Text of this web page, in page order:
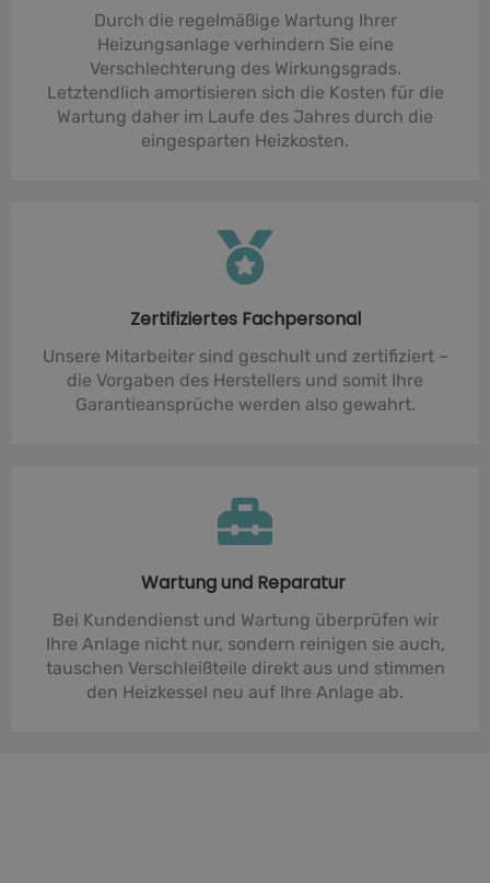
Durch die regelmäßige Wartung Ihrer
Heizungsanlage verhindern Sie eine
Verschlechterung des Wirkungsgrads.
Letztendlich amortisieren sich die Kosten für die
Wartung daher im Laufe des Jahres durch die
eingesparten Heizkosten.
Zertifiziertes Fachpersonal
Unsere Mitarbeiter sind geschult und zertifiziert –
die Vorgaben des Herstellers und somit Ihre
Garantieansprüche werden also gewahrt.
Wartung und Reparatur
Bei Kundendienst und Wartung überprüfen wir
Ihre Anlage nicht nur, sondern reinigen sie auch,
tauschen Verschleißteile direkt aus und stimmen
den Heizkessel neu auf Ihre Anlage ab.